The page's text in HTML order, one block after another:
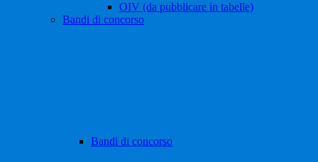
OIV (da pubblicare in tabelle)
Bandi di concorso
Bandi di concorso